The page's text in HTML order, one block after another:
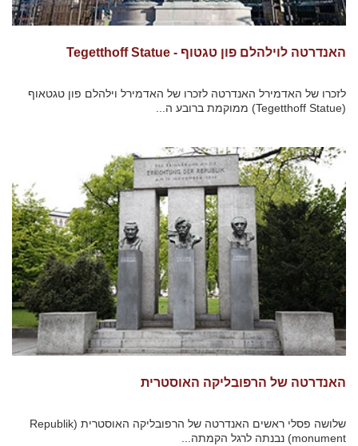
האנדרטה לוילהלם פון טגטוף - Tegetthoff Statue
לזכרו של האדמירל האנדרטה לזכרו של האדמירל וילהלם פון טגטאוף
(Tegetthoff Statue) ממוקמת ברובע ה...
האנדרטה של הרפובליקה האוסטרית
שלושה פסלי ראשים האנדרטה של הרפובליקה האוסטרית (Republik
monument) נבנתה לרגל הקמתה...